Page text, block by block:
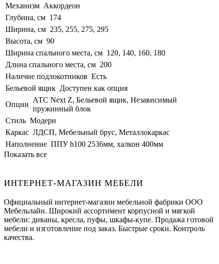
Механизм Аккордеон
Глубина, см 174
Ширина, см 235, 255, 275, 295
Высота, см 90
Ширина спального места, см 120, 140, 160, 180
Длина спального места, см 200
Наличие подлокотников Есть
Бельевой ящик Доступен как опция
Опции
АТС Next Z, Бельевой ящик, Независимый
пружинный блок
Стиль Модерн
Каркас ЛДСП, Мебельный брус, Металлокаркас
Наполнение ППУ h100 2536мм, халкон 400мм
Показать все
ИНТЕРНЕТ-МАГАЗИН МЕБЕЛИ
Официальный интернет-магазин мебельной фабрики ООО
Мебельлайн. Широкий ассортимент корпусной и мягкой
мебели: диваны, кресла, пуфы, шкафы-купе. Продажа готовой
мебели и изготовление под заказ. Быстрые сроки. Контроль
качества.